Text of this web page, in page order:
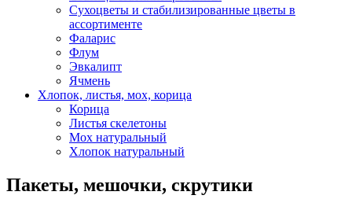
Сухоцветы и стабилизированные цветы в
ассортименте
Фаларис
Флум
Эвкалипт
Ячмень
Хлопок, листья, мох, корица
Корица
Листья скелетоны
Мох натуральный
Хлопок натуральный
Пакеты, мешочки, скрутики